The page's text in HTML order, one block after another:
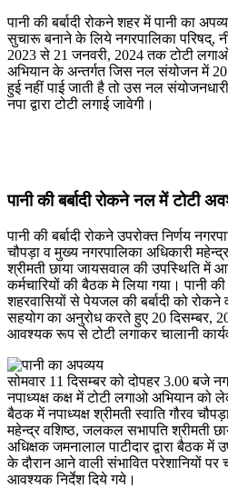
पानी की बर्बादी रोकने शहर में पानी का
सुचारू बनाने के लिये नगरपालिका परिषद्,
2023 से 21 जनवरी, 2024 तक टोटी
अभियान के अन्तर्गत जिस नल संयोजन में 20
हुई नहीं पाई जाती है तो उस नल
नपा द्वारा टोटी लगाई जावेगी।
पानी की बर्बादी रोकने नल में टोटी
पानी की बर्बादी रोकने उपरोक्त निर्णय
चौपड़ा व मुख्य नगरपालिका अधिकारी
श्रीमती छाया जायसवाल की उपस्थिति में
कर्मचारियों की बैठक मे लिया गया। पानी की
शहरवासियों से पेयजल की बर्बादी को
सहयोग का अनुरोध करते हुए 20
आवश्यक रूप से टोटी लगाकर चालानी
सोमवार 11 दिसम्बर को दोपहर 3.00 बजे
नपाध्यक्ष कक्ष में टोटी लगाओ अभियान
बैठक में नपाध्यक्ष श्रीमती स्वाति गौरव
महेन्द्र वशिष्ठ, जलकल सभापति श्रीमती
अधिक्षक जमनालाल पाटीदार द्वारा बैठक में
के दौरान आने वाली संभावित परेशानियों पर
आवश्यक निर्देश दिये गये।